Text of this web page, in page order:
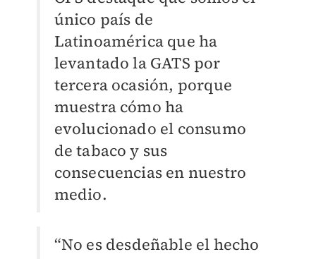
único país de
Latinoamérica que ha
levantado la GATS por
tercera ocasión, porque
muestra cómo ha
evolucionado el consumo
de tabaco y sus
consecuencias en nuestro
medio.
“No es desdeñable el hecho